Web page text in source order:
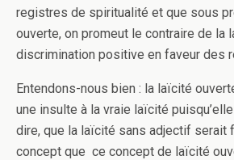
registres de spiritualité et que sous
ouverte, on promeut le contraire de la
discrimination positive en faveur des
Entendons-nous bien : la laïcité
une insulte à la vraie laïcité
dire, que la laïcité sans adjectif serait
concept que ce concept de laïcité